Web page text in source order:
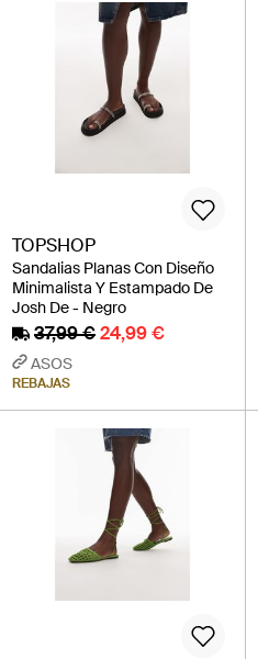
TOPSHOP
Sandalias Planas Con Diseño
Minimalista Y Estampado De
Josh De - Negro
37,99 €24,99 €
ASOS
REBAJAS